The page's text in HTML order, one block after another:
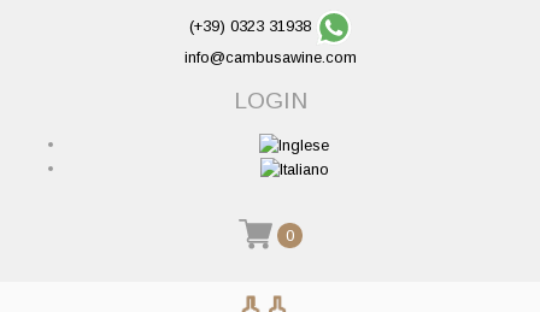
(+39) 0323 31938
info@cambusawine.com
LOGIN
0